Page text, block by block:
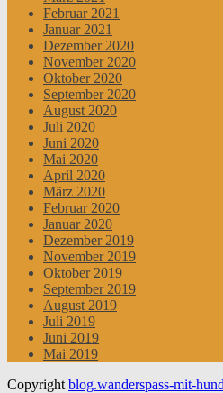
Februar 2021
Januar 2021
Dezember 2020
November 2020
Oktober 2020
September 2020
August 2020
Juli 2020
Juni 2020
Mai 2020
April 2020
März 2020
Februar 2020
Januar 2020
Dezember 2019
November 2019
Oktober 2019
September 2019
August 2019
Juli 2019
Juni 2019
Mai 2019
Copyright blog.wanderspass-mit-